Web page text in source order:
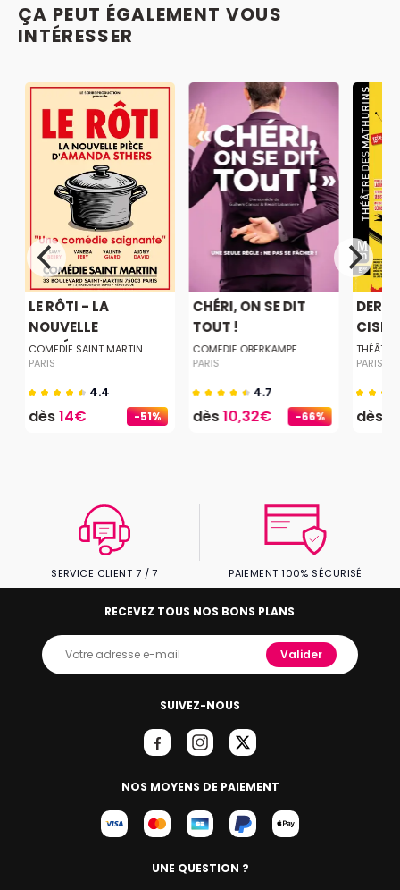
ÇA PEUT ÉGALEMENT VOUS
INTÉRESSER
-51%
LE RÔTI - LA
NOUVELLE
COMÉDIE...
COMEDIE SAINT MARTIN
PARIS
4.4
dès14€ -66%
CHÉRI, ON SE DIT
TOUT !
COMEDIE OBERKAMPF
PARIS
4.7
dès10,32€
PARIS
dès
SERVICE CLIENT 7 / 7 PAIEMENT 100% SÉCURISÉ
SUIVEZ-NOUS
NOS MOYENS DE PAIEMENT
RECEVEZ TOUS NOS BONS PLANS
Valider
UNE QUESTION ?